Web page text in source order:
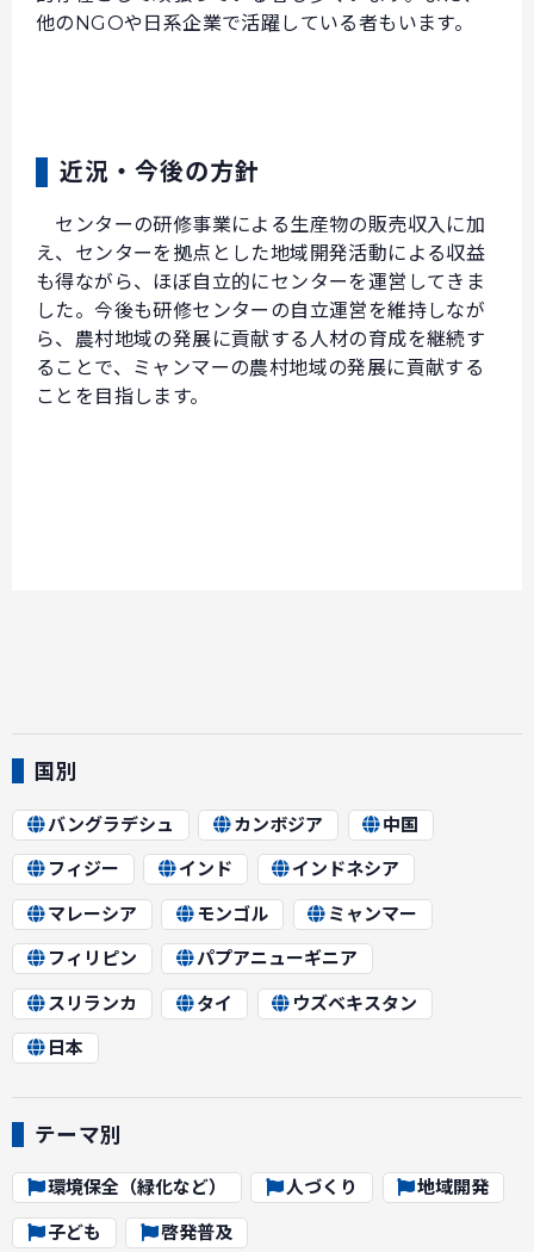
他のNGOや日系企業で活躍している者もいます。
近況・今後の方針
センターの研修事業による生産物の販売収入に加
え、センターを拠点とした地域開発活動による収益
も得ながら、ほぼ自立的にセンターを運営してきま
した。今後も研修センターの自立運営を維持しなが
ら、農村地域の発展に貢献する人材の育成を継続す
ることで、ミャンマーの農村地域の発展に貢献する
ことを目指します。
国別
バングラデシュ カンボジア
中国
フィジー
インド
インドネシア
マレーシア
モンゴル
ミャンマー
フィリピン
パプアニューギニア
スリランカ
タイ
ウズベキスタン
日本
テーマ別
環境保全（緑化など） 人づくり
地域開発
子ども
啓発普及